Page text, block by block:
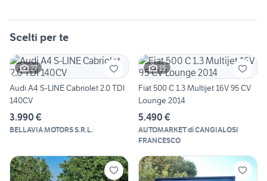
Scelti per te
27
Audi A4 S-LINE Cabriolet 2.0 TDI
140CV
3.990 €
BELLAVIA MOTORS S.R.L.
15
Fiat 500 C 1.3 Multijet 16V 95 CV
Lounge 2014
5.490 €
AUTOMARKET di CANGIALOSI
FRANCESCO